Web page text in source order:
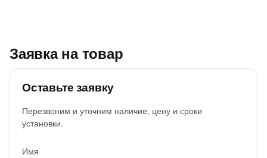
Заявка на товар
Оставьте заявку
Перезвоним и уточним наличие, цену и сроки
установки.
Имя